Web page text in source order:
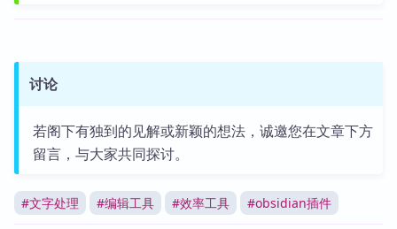
讨论
若阁下有独到的见解或新颖的想法，诚邀您在文章下方
留言，与大家共同探讨。
#文字处理 #编辑工具 #效率工具 #obsidian插件